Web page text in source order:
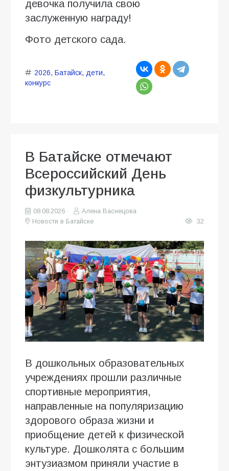
девочка получила свою
заслуженную награду!
Фото детского сада.
2026, Батайск, дети,
конкурс
В Батайске отмечают
Всероссийский День
физкультурника
08.08.2026
Алена Васнецова
Новости в Батайске
32
В дошкольных образовательных
учреждениях прошли различные
спортивные мероприятия,
направленные на популяризацию
здорового образа жизни и
приобщение детей к физической
культуре. Дошколята с большим
энтузиазмом приняли участие в